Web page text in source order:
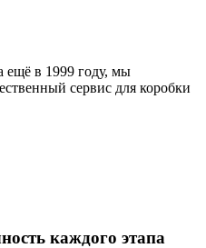
ещё в 1999 году, мы
сервис для коробки
каждого этапа